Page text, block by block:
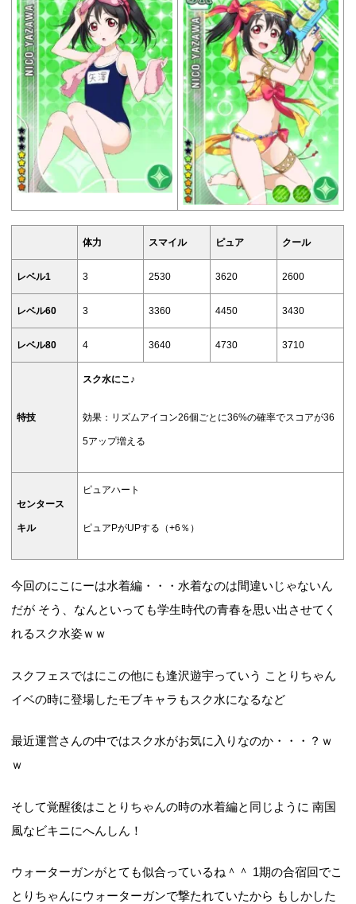
体力 スマイル ピュア クール
レベル1 3 2530 3620 2600
レベル60 3 3360 4450 3430
レベル80 4 3640 4730 3710
特技
スク水にこ♪
効果：リズムアイコン26個ごとに36%の確率でスコアが36
5アップ増える
センタース
キル
ピュアハート
ピュアPがUPする（+6％）
今回のにこにーは水着編・・・水着なのは間違いじゃないん
だが そう、なんといっても学生時代の青春を思い出させてく
れるスク水姿ｗｗ
スクフェスではにこの他にも逢沢遊宇っていう ことりちゃん
イベの時に登場したモブキャラもスク水になるなど
最近運営さんの中ではスク水がお気に入りなのか・・・？ｗ
ｗ
そして覚醒後はことりちゃんの時の水着編と同じように 南国
風なビキニにへんしん！
ウォーターガンがとても似合っているね＾＾ 1期の合宿回でこ
とりちゃんにウォーターガンで撃たれていたから もしかした